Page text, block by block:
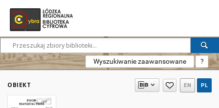
Wyszukiwanie zaawansowane ?
OBIEKT EN PL